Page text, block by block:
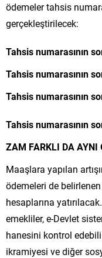
ödemeler tahsis
gerçekleştirilecek:
Tahsis numarasının
Tahsis numarasının
Tahsis numarasının
Tahsis numarasının
ZAM FARKLI DA AYNI
Maaşlara yapılan
ödemeleri de
hesaplarına yatırılacak.
emekliler, e-Devlet
hanesini kontrol
ikramiyesi ve diğer